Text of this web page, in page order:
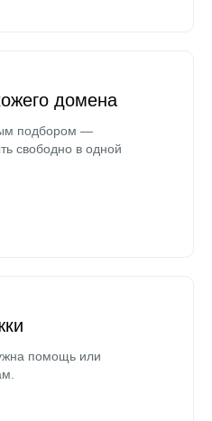
домена
подбором —
свободно в одной
помощь или